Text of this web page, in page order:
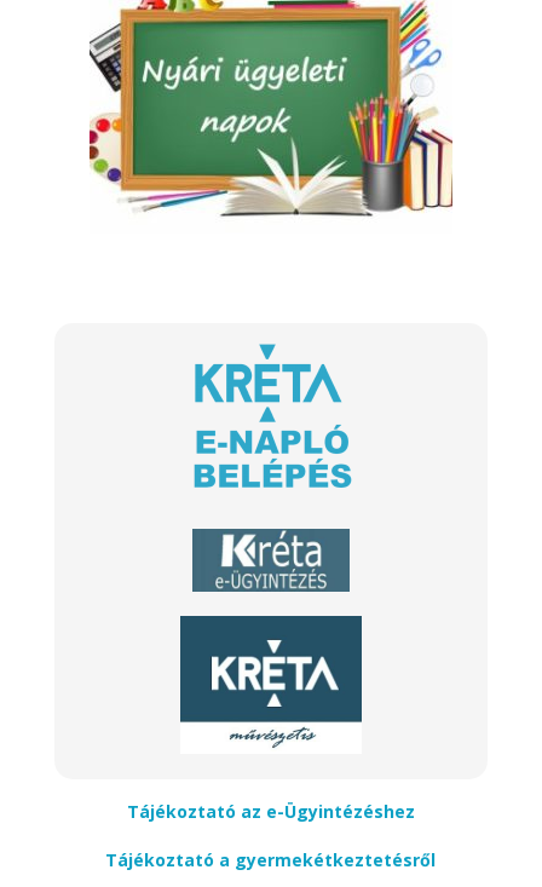
Tájékoztató az e-Ügyintézéshez
Tájékoztató a gyermekétkeztetésről